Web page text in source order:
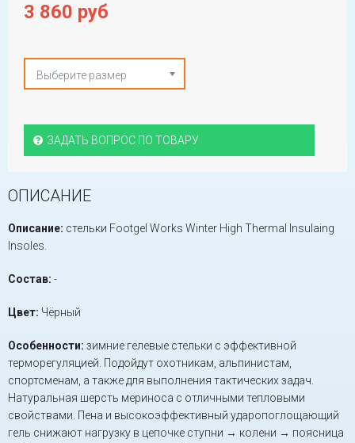
3 860 руб
Выберите размер
ЗАДАТЬ ВОПРОС ПО ТОВАРУ
ОПИСАНИЕ
Описание: стельки Footgel Works Winter High Thermal Insulaing
Insoles.
Состав: -
Цвет: Чёрный
Особенности: зимние гелевые стельки с эффективной
терморегуляцией. Подойдут охотникам, альпинистам,
спортсменам, а также для выполнения тактических задач.
Натуральная шерсть мериноса с отличными тепловыми
свойствами. Пена и высокоэффективный ударопоглощающий
гель снижают нагрузку в цепочке ступни → колени → поясница